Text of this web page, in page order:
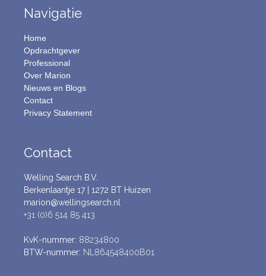
Navigatie
Home
Opdrachtgever
Professional
Over Marion
Nieuws en Blogs
Contact
Privacy Statement
Contact
Welling Search B.V.
Berkenlaantje 17 | 1272 BT Huizen
marion@wellingsearch.nl
+31 (0)6 514 85 413
KvK-nummer: 88234800
BTW-nummer: NL864548400B01